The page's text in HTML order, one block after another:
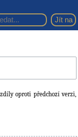
oproti předchozí verzi,